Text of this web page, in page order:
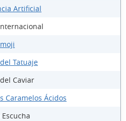
Artificial
Tatuaje
Caviar
Caramelos Ácidos